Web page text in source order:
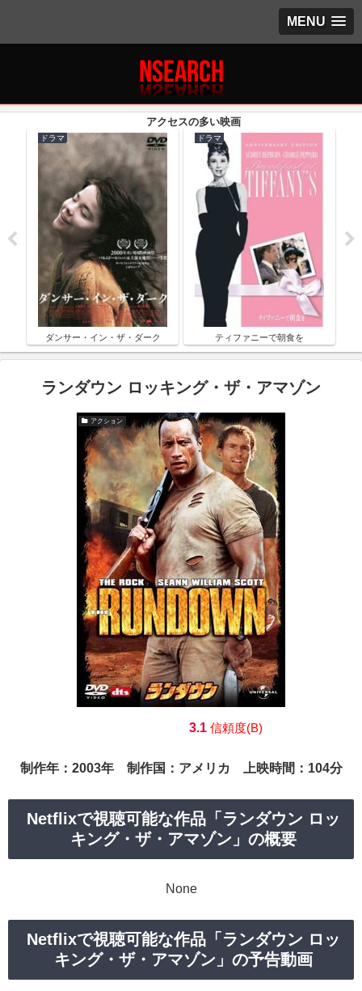
MENU
ドラマ
ダンサー・イン・ザ・ダーク
ドラマ
ティファニーで朝食を
ランダウン ロッキング・ザ・アマゾン
アクション
3.1信頼度(B)
制作年：2003年 制作国：アメリカ 上映時間：104分
Netflixで視聴可能な作品「ランダウン ロッ
キング・ザ・アマゾン」の概要
None
Netflixで視聴可能な作品「ランダウン ロッ
キング・ザ・アマゾン」の予告動画